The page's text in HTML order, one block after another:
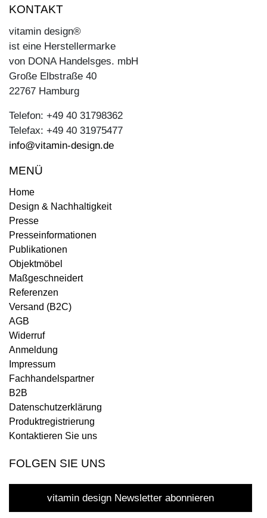
KONTAKT
vitamin design®
ist eine Herstellermarke
von DONA Handelsges. mbH
Große Elbstraße 40
22767 Hamburg
Telefon: +49 40 31798362
Telefax: +49 40 31975477
info@vitamin-design.de
MENÜ
Home
Design & Nachhaltigkeit
Presse
Presseinformationen
Publikationen
Objektmöbel
Maßgeschneidert
Referenzen
Versand (B2C)
AGB
Widerruf
Anmeldung
Impressum
Fachhandelspartner
B2B
Datenschutzerklärung
Produktregistrierung
Kontaktieren Sie uns
FOLGEN SIE UNS
vitamin design Newsletter abonnieren